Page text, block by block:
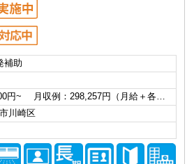
補助
円~ 月収例：298,257円（月給＋各…
川崎区